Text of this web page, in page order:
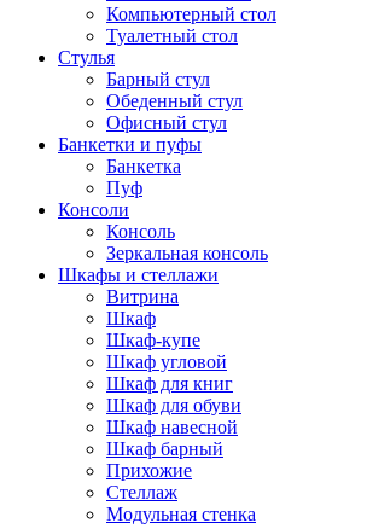
Компьютерный стол
Туалетный стол
Стулья
Барный стул
Обеденный стул
Офисный стул
Банкетки и пуфы
Банкетка
Пуф
Консоли
Консоль
Зеркальная консоль
Шкафы и стеллажи
Витрина
Шкаф
Шкаф-купе
Шкаф угловой
Шкаф для книг
Шкаф для обуви
Шкаф навесной
Шкаф барный
Прихожие
Стеллаж
Модульная стенка